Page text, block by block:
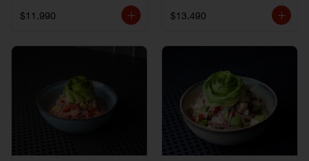
$11.990 $13.490